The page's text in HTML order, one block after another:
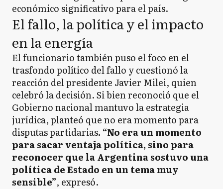
económico significativo para el país.
El fallo, la política y el impacto
en la energía
El funcionario también puso el foco en el
trasfondo político del fallo y cuestionó la
reacción del presidente Javier Milei, quien
celebró la decisión. Si bien reconoció que el
Gobierno nacional mantuvo la estrategia
jurídica, planteó que no era momento para
disputas partidarias. “No era un momento
para sacar ventaja política, sino para
reconocer que la Argentina sostuvo una
política de Estado en un tema muy
sensible”, expresó.